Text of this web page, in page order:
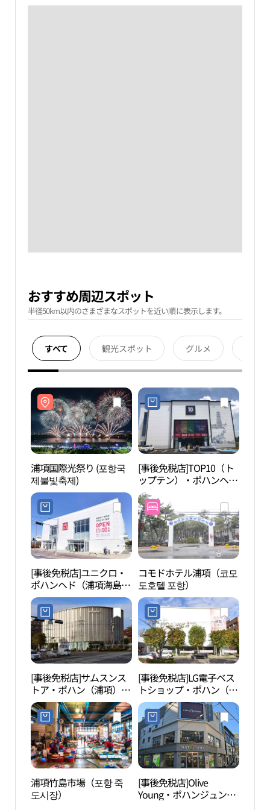
おすすめ周辺スポット
半径50km以内のさまざまなスポットを近い順に表示します。
すべて 観光スポット グルメ
浦項国際光祭り (포항국
제불빛축제)
[事後免税店]TOP10（ト
ップテン）・ポハンヘド
（浦項海島）店(탑텐 포
항해도점)
[事後免税店]ユニクロ・
ポハンヘド（浦項海島）
店(유니클로 포항해도점)
コモドホテル浦項（코모
도호텔 포항）
[事後免税店]サムスンス
トア・ポハン（浦項）
(삼성스토어 포항)
[事後免税店]LG電子ベス
トショップ・ポハン（浦
項）本店(LG전자 베스트
샵 포항본점)
浦項竹島市場（포항 죽
도시장）
[事後免税店]Olive
Young・ポハンジュンア